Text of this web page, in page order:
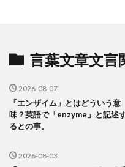
言葉文章文言
2026-08-07
「エンザイム」とはどういう意
味？英語で「enzyme」と記述
るとの事。
2026-08-03